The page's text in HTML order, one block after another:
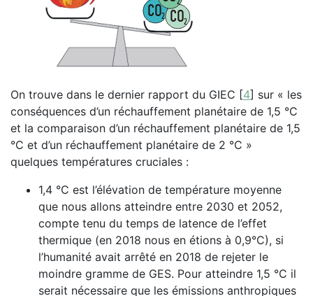
On trouve dans le dernier rapport du GIEC [4] sur « les
conséquences d’un réchauffement planétaire de 1,5 °C
et la comparaison d’un réchauffement planétaire de 1,5
°C et d’un réchauffement planétaire de 2 °C »
quelques températures cruciales :
1,4 °C est l’élévation de température moyenne
que nous allons atteindre entre 2030 et 2052,
compte tenu du temps de latence de l’effet
thermique (en 2018 nous en étions à 0,9°C), si
l’humanité avait arrêté en 2018 de rejeter le
moindre gramme de GES. Pour atteindre 1,5 °C il
serait nécessaire que les émissions anthropiques